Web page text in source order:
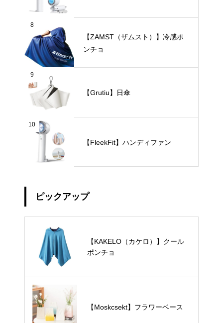
8
【ZAMST（ザムスト）】冷感ポ
ンチョ
9
【Grutiu】日傘
10
【FleekFit】ハンディファン
ピックアップ
【KAKELO（カケロ）】クール
ポンチョ
【Moskcsekt】フラワーベース